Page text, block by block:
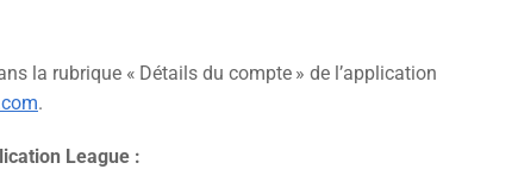
la rubrique « Détails du compte » de l’application
.
League :